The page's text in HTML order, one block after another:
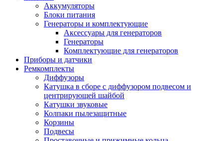
Аккумуляторы
Блоки питания
Генераторы и комплектующие
Аксессуары для генераторов
Генераторы
Комплектующие для генераторов
Приборы и датчики
Ремкомплекты
Диффузоры
Катушка в сборе с диффузором подвесом и
центрирующей шайбой
Катушки звуковые
Колпаки пылезащитные
Корзины
Подвесы